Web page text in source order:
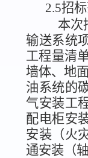
2.5招
本次
输送系统
工程量清
墙体、地
油系统的
气安装工
配电柜安
安装（火
通安装（